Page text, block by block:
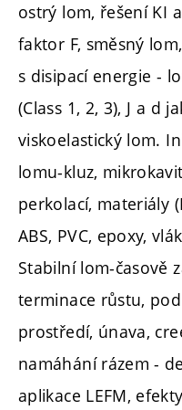
ostrý lom, řešení KI
faktor F, směsný
s disipací energie -
(Class 1, 2, 3), J a d
viskoelastický lom.
lomu-kluz,
perkolací, materiály
ABS, PVC, epoxy,
Stabilní lom-časově
terminace růstu,
prostředí, únava,
namáhání rázem -
aplikace LEFM,